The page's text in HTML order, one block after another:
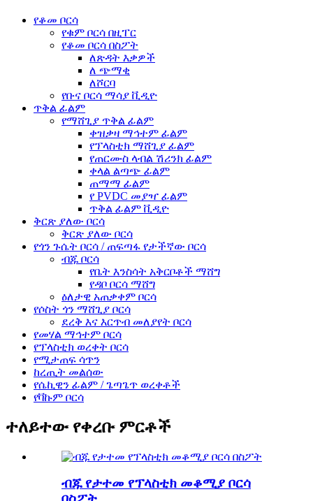
የቆመ ቦርሳ
የቁም ቦርሳ በዚፐር
የቆመ ቦርሳ በስፖት
ለጽዳት እቃዎች
ለ ጭማቂ
ለሾርባ
የቡና ቦርሳ ማሳያ ቪዲዮ
ጥቅል ፊልም
የማሸጊያ ጥቅል ፊልም
ቀዝቃዛ ማኅተም ፊልም
የፕላስቲክ ማሸጊያ ፊልም
የጠርሙስ ላብል ሽሪንክ ፊልም
ቀላል ልጣጭ ፊልም
ጠማማ ፊልም
የ PVDC መያዣ ፊልም
ጥቅል ፊልም ቪዲዮ
ቅርጽ ያለው ቦርሳ
ቅርጽ ያለው ቦርሳ
የጎን ጉሴት ቦርሳ / ጠፍጣፋ የታችኛው ቦርሳ
ብጁ ቦርሳ
የቤት እንስሳት አቅርቦቶች ማሸግ
የዳቦ ቦርሳ ማሸግ
ዕለታዊ አጠቃቀም ቦርሳ
የሶስት ጎን ማሸጊያ ቦርሳ
ደረቅ እና እርጥብ መለያየት ቦርሳ
የመሃል ማኅተም ቦርሳ
የፕላስቲክ ወረቀት ቦርሳ
የሚታጠፍ ሳጥን
ከረጢት መልሰው
የሴኪዊን ፊልም / ጌጣጌጥ ወረቀቶች
የቫኩም ቦርሳ
ተለይተው የቀረቡ ምርቶች
ብጁ የታተመ የፕላስቲክ መቆሚያ ቦርሳ